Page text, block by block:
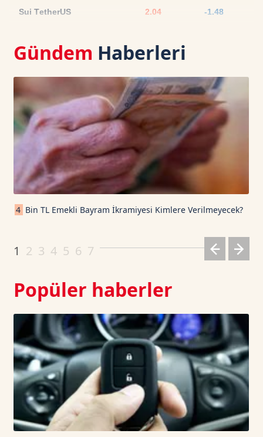
Sui TetherUS 2.04 -1.48
Ripple TetherUS 1.0621
1.0008 0.02
USDT 1.0003 0
TRON TetherUS 0.3281 0.46
Cardano TetherUS 0.192 0.1
Gündem Haberleri
4 Bin TL Emekli Bayram İkramiyesi Kimlere Verilmeyecek?
1 2 3 4 5 6 7
Popüler haberler